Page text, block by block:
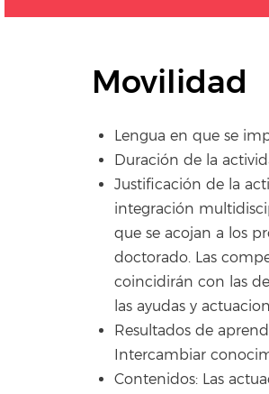
Movilidad
Lengua en que se
Duración de la
Justificación de la
integración
que se acojan a los
doctorado. Las
coincidirán con las
las ayudas y
Resultados de
Intercambiar
Contenidos: Las